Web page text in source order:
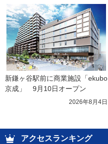
新鎌ヶ谷駅前に商業施設「ekubo
京成」　9月10日オープン
2026年8月4日
アクセスランキング